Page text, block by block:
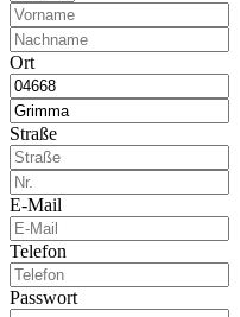
Ort
Straße
E-Mail
Telefon
Passwort